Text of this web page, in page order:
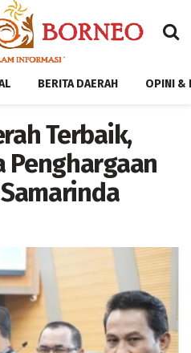
BERITA DAERAH OPINI &
Terbaik,
Penghargaan